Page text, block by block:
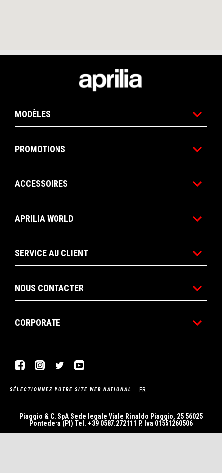
MODÈLES
PROMOTIONS
ACCESSOIRES
APRILIA WORLD
SERVICE AU CLIENT
NOUS CONTACTER
CORPORATE
FacebookInstagram
Twitter
SÉLECTIONNEZ VOTRE SITE WEB NATIONAL FR
Piaggio & C. SpA Sede legale Viale Rinaldo Piaggio, 25 56025
Pontedera (PI) Tel. +39 0587.272111 P. Iva 01551260506